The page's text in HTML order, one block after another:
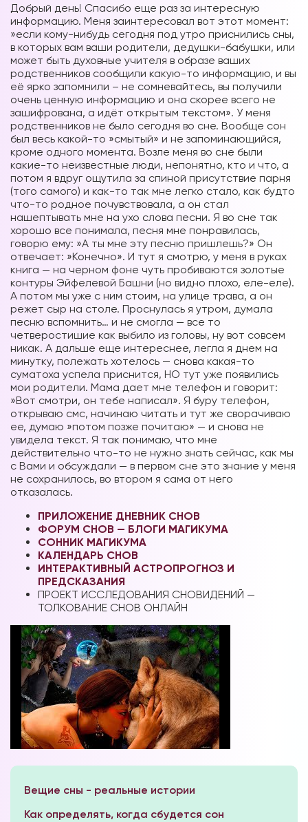
Добрый день! Спасибо еще раз за интересную
информацию. Меня заинтересовал вот этот момент:
»если кому-нибудь сегодня под утро приснились сны,
в которых вам ваши родители, дедушки-бабушки, или
может быть духовные учителя в образе ваших
родственников сообщили какую-то информацию, и вы
её ярко запомнили – не сомневайтесь, вы получили
очень ценную информацию и она скорее всего не
зашифрована, а идёт открытым текстом». У меня
родственников не было сегодня во сне. Вообще сон
был весь какой-то »смытый» и не запоминающийся,
кроме одного момента. Возле меня во сне были
какие-то неизвестные люди, непонятно, кто и что, а
потом я вдруг ощутила за спиной присутствие парня
(того самого) и как-то так мне легко стало, как будто
что-то родное почувствовала, а он стал
нашептывать мне на ухо слова песни. Я во сне так
хорошо все понимала, песня мне понравилась,
говорю ему: »А ты мне эту песню пришлешь?» Он
отвечает: »Конечно». И тут я смотрю, у меня в руках
книга — на черном фоне чуть пробиваются золотые
контуры Эйфелевой Башни (но видно плохо, еле-еле).
А потом мы уже с ним стоим, на улице трава, а он
режет сыр на столе. Проснулась я утром, думала
песню вспомнить… и не смогла — все то
четверостишие как выбило из головы, ну вот совсем
никак. А дальше еще интереснее, легла я днем на
минутку, полежать хотелось — снова какая-то
суматоха успела приснится, НО тут уже появились
мои родители. Мама дает мне телефон и говорит:
»Вот смотри, он тебе написал». Я буру телефон,
открываю смс, начинаю читать и тут же сворачиваю
ее, думаю »потом позже почитаю» — и снова не
увидела текст. Я так понимаю, что мне
действительно что-то не нужно знать сейчас, как мы
с Вами и обсуждали — в первом сне это знание у меня
не сохранилось, во втором я сама от него
отказалась.
ПРИЛОЖЕНИЕ ДНЕВНИК СНОВ
ФОРУМ СНОВ — БЛОГИ МАГИКУМА
СОННИК МАГИКУМА
КАЛЕНДАРЬ СНОВ
ИНТЕРАКТИВНЫЙ АСТРОПРОГНОЗ И
ПРЕДСКАЗАНИЯ
ПРОЕКТ ИССЛЕДОВАНИЯ СНОВИДЕНИЙ —
ТОЛКОВАНИЕ СНОВ ОНЛАЙН
Вещие сны - реальные истории
Как определять, когда сбудется сон